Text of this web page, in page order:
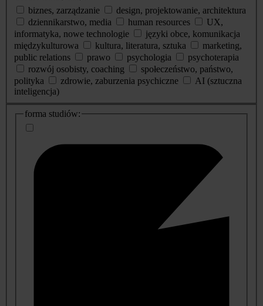
biznes, zarządzanie
design, projektowanie, architektura
dziennikarstwo, media
human resources
UX,
informatyka, nowe technologie
języki obce, komunikacja
międzykulturowa
kultura, literatura, sztuka
marketing,
public relations
prawo psychologia
psychoterapia
rozwój osobisty, coaching
społeczeństwo, państwo,
polityka
zdrowie, zaburzenia psychiczne
AI (sztuczna
inteligencja)
dodatkowe
informacje
forma studiów: